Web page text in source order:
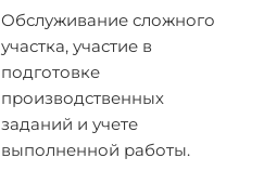
Обслуживание сложного
участка, участие в
подготовке
производственных
заданий и учете
выполненной работы.